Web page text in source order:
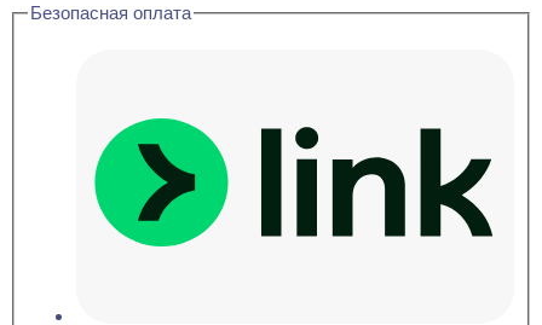
Безопасная оплата